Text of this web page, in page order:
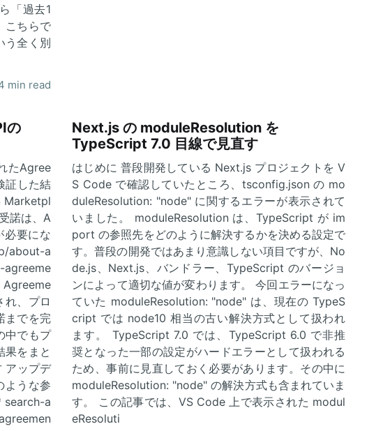
「過去1
こちらで
う全く別
min read
の
たAgree
証した結
Marketpl
諾は、A
必要にな
about-a
Agreeme
、プロ
までを完
中でもプ
果をまと
アップデ
ような参
search-a
Next.js の moduleResolution を
TypeScript 7.0 目線で見直す
はじめに 普段開発している Next.js プロジェクトを V
S Code で確認していたところ、tsconfig.json の mo
duleResolution: "node" に関するエラーが表示されて
いました。 moduleResolution は、TypeScript が im
port の参照先をどのように解決するかを決める設定で
す。普段の開発ではあまり意識しない項目ですが、No
de.js、Next.js、バンドラー、TypeScript のバージョ
ンによって適切な値が変わります。 今回エラーになっ
ていた moduleResolution: "node" は、現在の TypeS
cript では node10 相当の古い解決方式として扱われ
ます。 TypeScript 7.0 では、TypeScript 6.0 で非推
奨となった一部の設定がハードエラーとして扱われる
ため、事前に見直しておく必要があります。その中に
moduleResolution: "node" の解決方式も含まれていま
す。 この記事では、VS Code 上で表示された modul
eResoluti